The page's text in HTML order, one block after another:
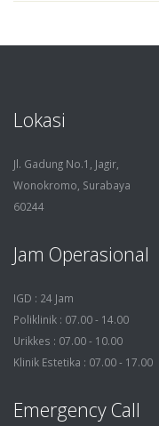
Lokasi
Jl. Gadung No.1, Jagir,
Wonokromo, Surabaya
60244
Jam Operasional
IGD : 24 Jam
Poliklinik : 07.00 - 14.00
Urikkes : 07.00 - 10.00
Klinik Estetika : 07.00 - 17.00
Emergency Call